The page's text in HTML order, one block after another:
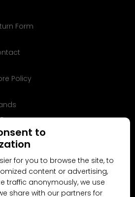
Form
Policy
to
for you to browse the site, to
content or advertising,
traffic anonymously, we use
share with our partners for